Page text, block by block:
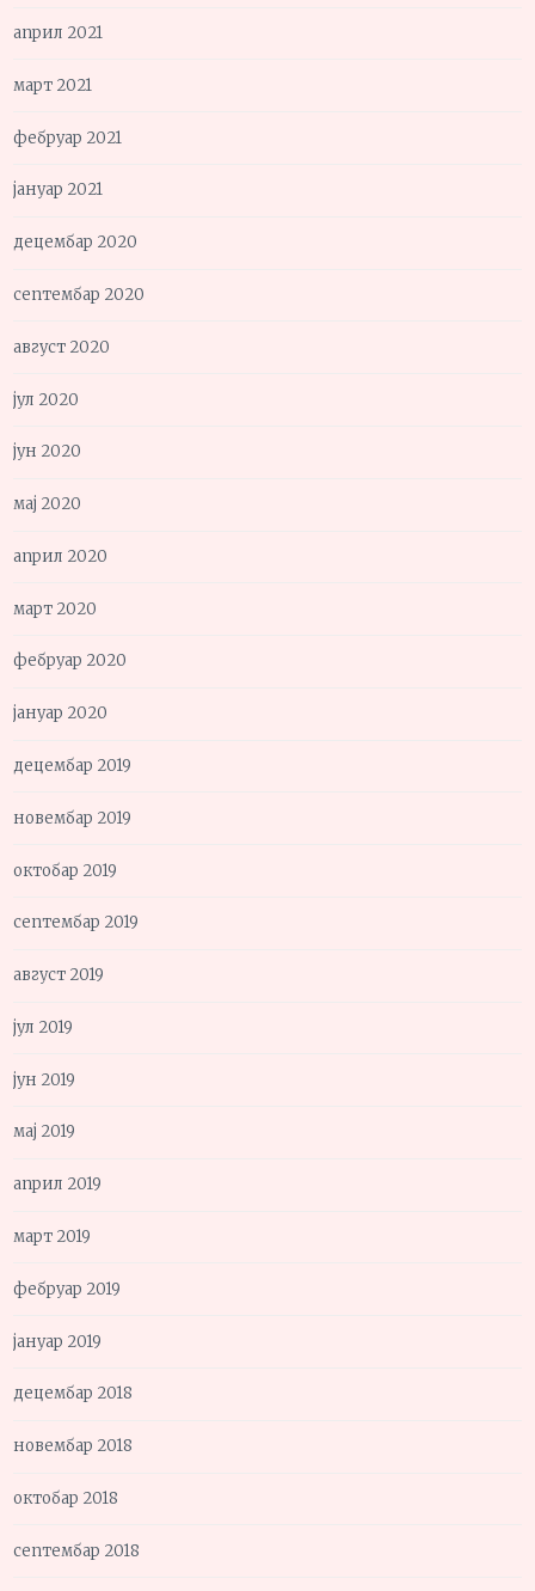
април 2021
март 2021
фебруар 2021
јануар 2021
децембар 2020
септембар 2020
август 2020
јул 2020
јун 2020
мај 2020
април 2020
март 2020
фебруар 2020
јануар 2020
децембар 2019
новембар 2019
октобар 2019
септембар 2019
август 2019
јул 2019
јун 2019
мај 2019
април 2019
март 2019
фебруар 2019
јануар 2019
децембар 2018
новембар 2018
октобар 2018
септембар 2018